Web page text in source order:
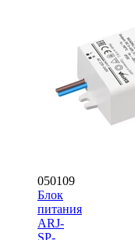
050109
Блок
питания
ARJ-
SP-